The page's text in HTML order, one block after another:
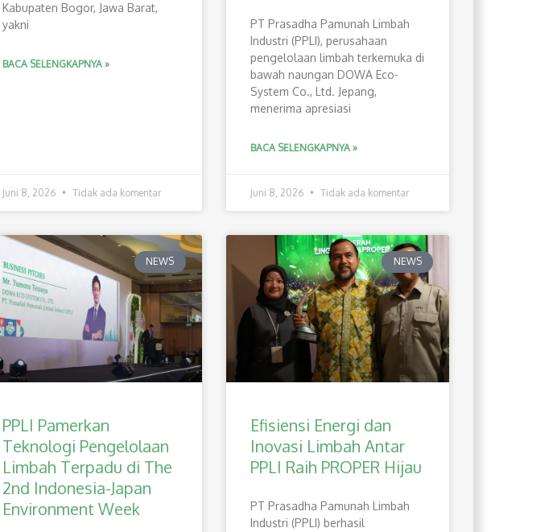
Kabupaten Bogor, Jawa Barat,
yakni
BACA SELENGKAPNYA »
Juni 8, 2026 Tidak ada komentar
PT Prasadha Pamunah Limbah
Industri (PPLI), perusahaan
pengelolaan limbah terkemuka di
bawah naungan DOWA Eco-
System Co., Ltd. Jepang,
menerima apresiasi
BACA SELENGKAPNYA »
Juni 8, 2026 Tidak ada komentar
NEWS
PPLI Pamerkan
Teknologi Pengelolaan
Limbah Terpadu di The
2nd Indonesia-Japan
Environment Week
NEWS
Efisiensi Energi dan
Inovasi Limbah Antar
PPLI Raih PROPER Hijau
PT Prasadha Pamunah Limbah
Industri (PPLI) berhasil